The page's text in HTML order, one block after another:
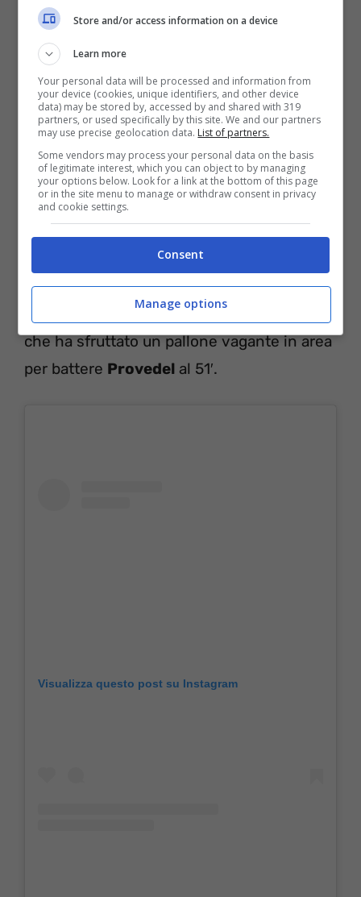
Lazio (Instagram)
Nel corso della prima frazione di gioco ad
andare in vantaggio è stata la formazione
laziale grazie al gol segnato da
Felipe
40′. Nel corso del secondo tempo reazione
da parte dell’undici meneghino che trovano
la rete del pareggio conLautaro Martinez
che ha sfruttato un pallone vagante in area
per battere Provedel al 51′.
Visualizza questo post su Instagram
Store and/or access information on a device
Learn more
Your personal data will be processed and information from
your device (cookies, unique identifiers, and other device
data) may be stored by, accessed by and shared with 319
partners, or used specifically by this site. We and our partners
may use precise geolocation data. List of partners.
Some vendors may process your personal data on the basis
of legitimate interest, which you can object to by managing
your options below. Look for a link at the bottom of this page
or in the site menu to manage or withdraw consent in privacy
and cookie settings.
Consent
Manage options